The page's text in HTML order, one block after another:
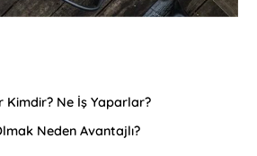
Kimdir? Ne İş Yaparlar?
Neden Avantajlı?